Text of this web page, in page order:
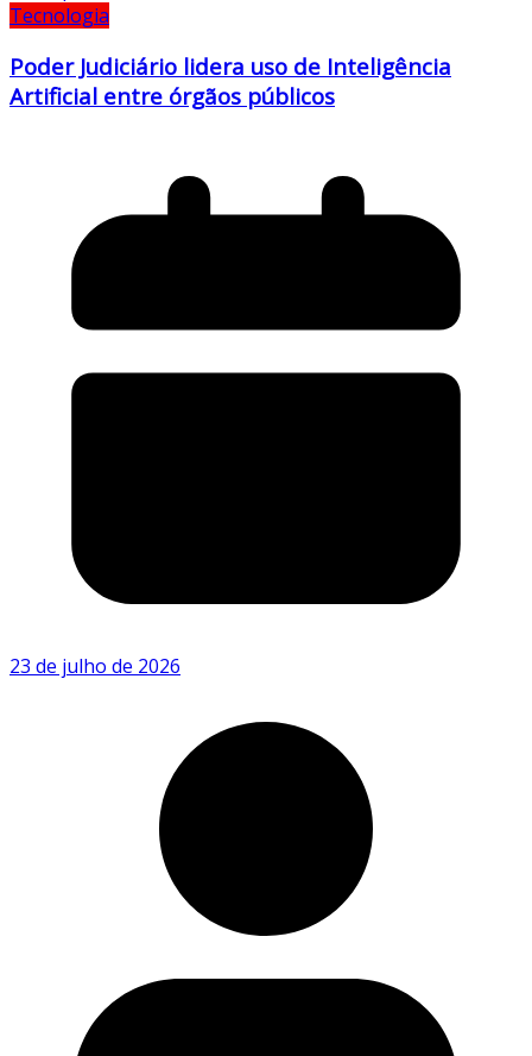
Tecnologia
Poder Judiciário lidera uso de Inteligência
Artificial entre órgãos públicos
23 de julho de 2026